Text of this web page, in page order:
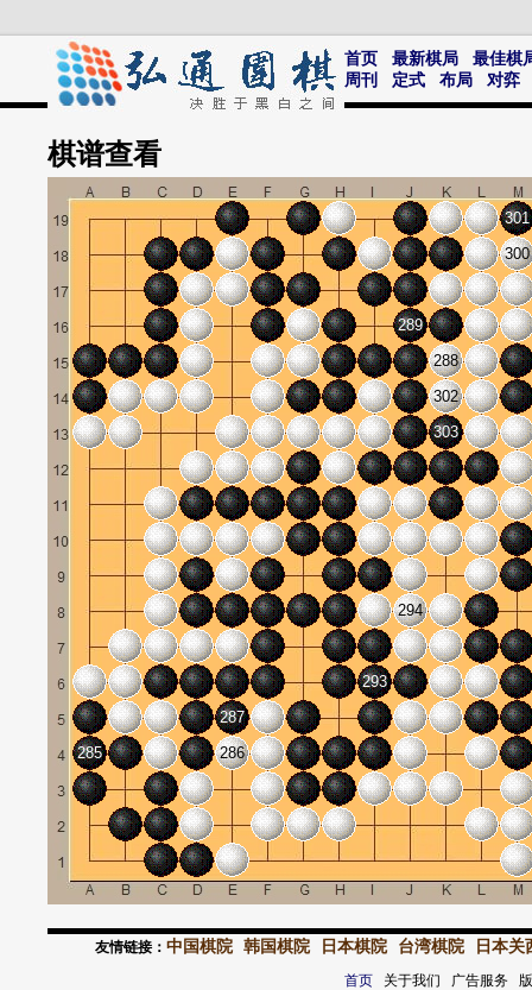
首页 最新棋局
最佳棋
周刊
定式 布局 对弈
棋谱查看
285 286
287
288
289
293
294
300
301
302
303
友情链接： 中国棋院 韩国棋院 日本棋院 台湾棋院 日本关
首页关于我们 广告服务